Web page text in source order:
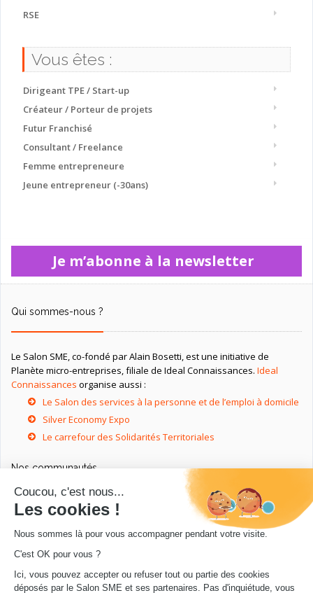
RSE
Vous êtes :
Dirigeant TPE / Start-up
Créateur / Porteur de projets
Futur Franchisé
Consultant / Freelance
Femme entrepreneure
Jeune entrepreneur (-30ans)
Je m’abonne à la newsletter
Qui sommes-nous ?
Le Salon SME, co-fondé par Alain Bosetti, est une initiative de
Planète micro-entreprises, filiale de Ideal Connaissances. Ideal
Connaissances organise aussi :
Le Salon des services à la personne et de l’emploi à domicile
Silver Economy Expo
Le carrefour des Solidarités Territoriales
Nos communautés
Ressources utiles